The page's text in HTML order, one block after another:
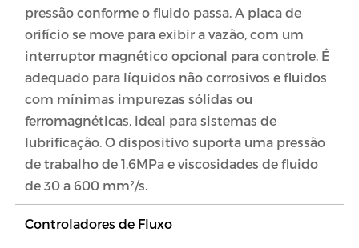
pressão conforme o fluido passa. A placa de
orifício se move para exibir a vazão, com um
interruptor magnético opcional para controle. É
adequado para líquidos não corrosivos e fluidos
com mínimas impurezas sólidas ou
ferromagnéticas, ideal para sistemas de
lubrificação. O dispositivo suporta uma pressão
de trabalho de 1.6MPa e viscosidades de fluido
de 30 a 600 mm²/s.
Controladores de Fluxo